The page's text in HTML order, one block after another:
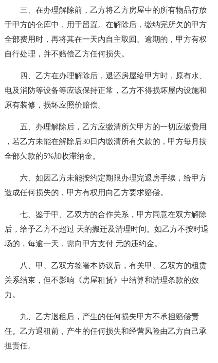
三、在办理解除前，乙方将乙方房屋中的所有物品存放
于甲方的仓库中，用于留置。在解除后，缴纳完所欠的甲方
全部费用时，再将其在一天内自主取回。逾期的，甲方有权
自行处理，并不赔偿乙方任何损失。
四、乙方在办理解除后，退还房屋给甲方时，原有水、
电及消防等设备等应该保持正常，乙方不得损坏屋内设施和
原有装修，损坏应照价赔偿。
五、办理解除后，乙方应缴清所欠甲方的一切应缴费用
，若乙方未能在解除后30日内缴清所有欠款的，甲方每月按
全部欠款的5%加收滞纳金。
六、如因乙方未能按约定期限办理完退房手续，给甲方
造成任何损失的，甲方有权用向乙方要求赔偿。
七、鉴于甲、乙双方的合作关系，甲方同意在双方解除
后，给予乙方不超过 天的搬迁及清理时间。如乙方不按时退
场的，每逾一天，需向甲方支付 元的违约金。
八、甲、乙双方签署本协议后，有关甲、乙双方的租赁
关系结束，但不影响《房屋租赁》中结算和清理条款的效
力。
九、乙方退租后，产生的任何损失甲方不承担赔偿责
任。乙方退租前，产生的任何损失和经营风险由乙方自己承
担责任。